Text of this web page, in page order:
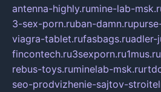
antenna-highly.rumine-lab-
3-sex-porn.ruban-damn.ru
viagra-tablet.rufasbags.ruadler-
fincontech.ru3sexporn.ru1mus.ru
rebus-toys.ruminelab-msk.ru
seo-prodvizhenie-sajtov-